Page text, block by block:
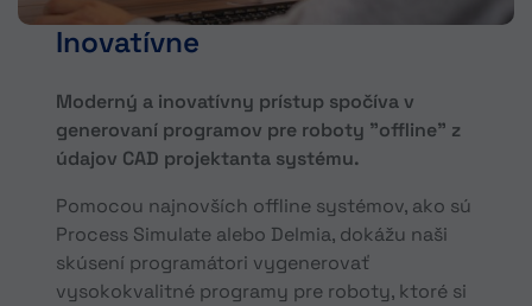
Inovatívne
Moderný a inovatívny prístup spočíva v
generovaní programov pre roboty "offline" z
údajov CAD projektanta systému.
Pomocou najnovších offline systémov, ako sú
Process Simulate alebo Delmia, dokážu naši
skúsení programátori vygenerovať
vysokokvalitné programy pre roboty, ktoré si